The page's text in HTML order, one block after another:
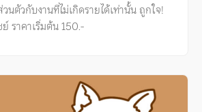
นตัวกับงานที่ไม่เกิดรายได้เท่านั้น ถูกใจ!
ราคาเริ่มต้น 150.-